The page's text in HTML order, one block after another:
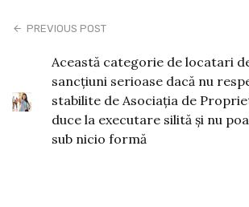
PREVIOUS POST
Această categorie de locatari
sancțiuni serioase dacă nu
stabilite de Asociația de
duce la executare silită și nu
sub nicio formă